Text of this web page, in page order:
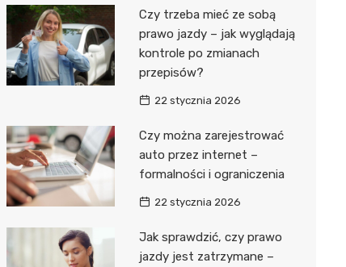
Czy trzeba mieć ze sobą
prawo jazdy – jak wyglądają
kontrole po zmianach
przepisów?
22 stycznia 2026
Czy można zarejestrować
auto przez internet –
formalności i ograniczenia
22 stycznia 2026
Jak sprawdzić, czy prawo
jazdy jest zatrzymane –